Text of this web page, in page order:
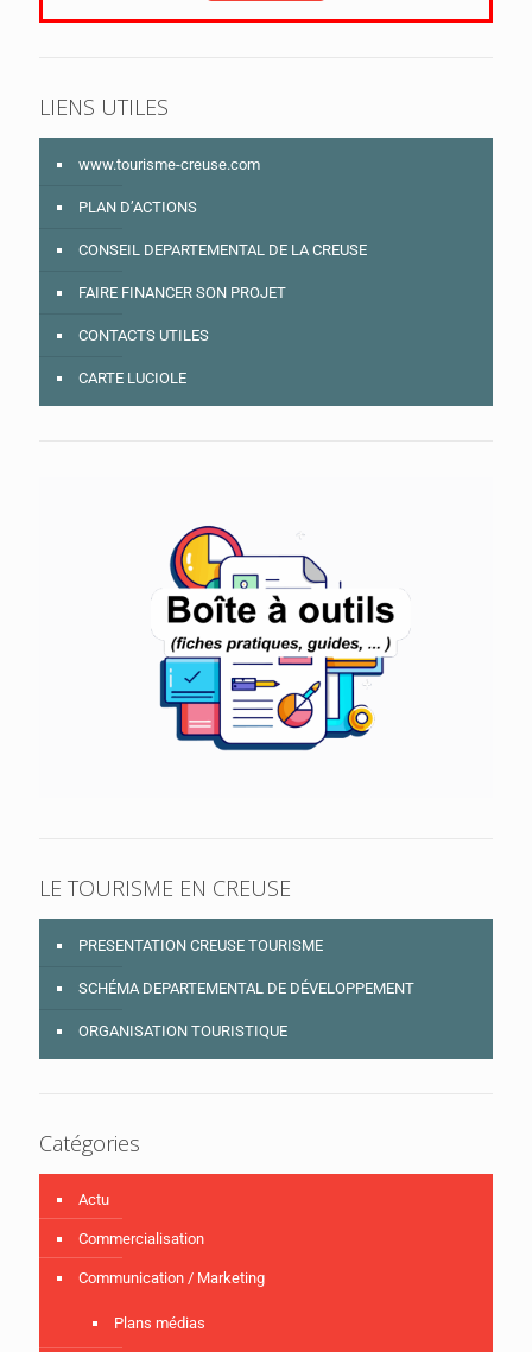
LIENS UTILES
www.tourisme-creuse.com
PLAN D’ACTIONS
CONSEIL DEPARTEMENTAL DE LA CREUSE
FAIRE FINANCER SON PROJET
CONTACTS UTILES
CARTE LUCIOLE
LE TOURISME EN CREUSE
PRESENTATION CREUSE TOURISME
SCHÉMA DEPARTEMENTAL DE DÉVELOPPEMENT
ORGANISATION TOURISTIQUE
Catégories
Actu
Commercialisation
Communication / Marketing
Plans médias